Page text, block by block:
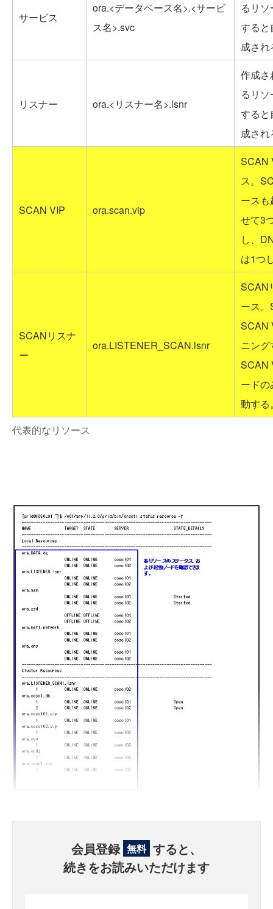
代表的なリソース
サービス
ora.<データベース名>.<サービ
ス名>.svc
るリ
すると
成され
リスナー ora.<リスナー名>.lsnr
作成さ
るリ
すると
成され
SCAN VIP ora.scan.vip
SCAN
ス。
ース
せて3
し、
は1つ
SCANリスナ
ー
ora.LISTENER_SCAN.lsnr
SCAN
ース
SCAN
ニン
SCAN
ード
動する
会員登録 無料 すると、
続きをお読みいただけます